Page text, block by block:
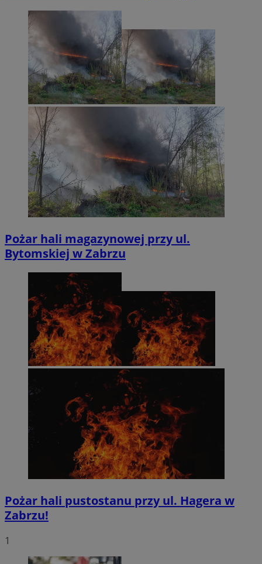
Pożar hali magazynowej przy ul.
Bytomskiej w Zabrzu
Pożar hali pustostanu przy ul. Hagera w
Zabrzu!
1